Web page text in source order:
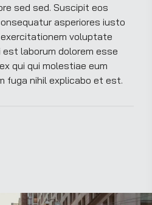
sed sed. Suscipit eos
asperiores iusto
voluptate
est laborum dolorem esse
qui qui molestiae eum
fuga nihil explicabo et est.